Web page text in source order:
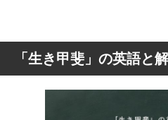
「生き甲斐」の英語と